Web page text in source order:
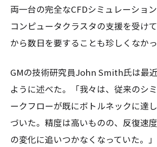
両一台の完全なCFDシミュレーショ
コンピュータクラスタの支援を受け
から数日を要することも珍しくなかっ
GMの技術研究員John Smith氏は最
ように述べた。「我々は、従来のシ
ークフローが既にボトルネックに達
づいた。精度は高いものの、反復速
の変化に追いつかなくなっていた。